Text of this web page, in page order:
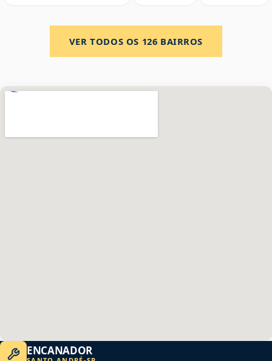
VER TODOS OS 126 BAIRROS
ENCANADOR